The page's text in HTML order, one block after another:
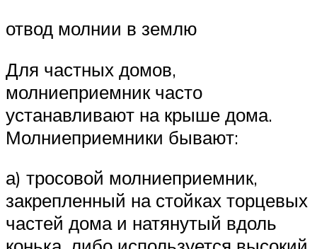
отвод молнии в землю
Для частных домов,
молниеприемник часто
устанавливают на крыше дома.
Молниеприемники бывают:
а) тросовой молниеприемник,
закрепленный на стойках торцевых
частей дома и натянутый вдоль